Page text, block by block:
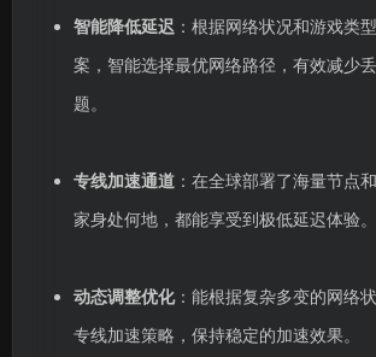
智能降低延迟 ：根据网络状况和游戏类
案，智能选择最优网络路径，有效减少
题。
专线加速通道：在全球部署了海量节点
家身处何地，都能享受到极低延迟体验。
动态调整优化：能根据复杂多变的网络
专线加速策略，保持稳定的加速效果。